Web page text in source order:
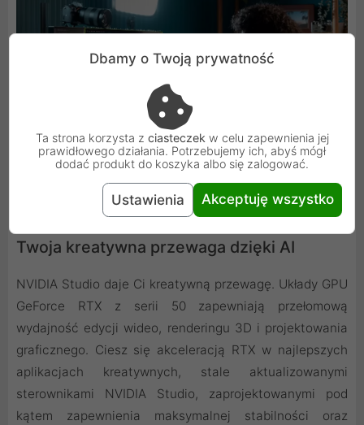
Twoja kreatywna przewaga dzięki AI
NVIDIA Studio daje Ci kreatywną przewagę. Układy GPU
GeForce RTX z serii 50 zapewniają przełomową
wydajność edycji wideo, renderingu 3D i projektowania
graficznego. Ciesz się akceleracją RTX w najlepszych
aplikacjach kreatywnych, stale aktualizowanymi
sterownikami NVIDIA Studio, zaprojektowanymi pod
kątem zapewnienia maksymalnej stabilności oraz
Dbamy o Twoją prywatność
Ta strona korzysta z ciasteczek w celu zapewnienia jej
prawidłowego działania. Potrzebujemy ich, abyś mógł
dodać produkt do koszyka albo się zalogować.
Ustawienia Akceptuję wszystko